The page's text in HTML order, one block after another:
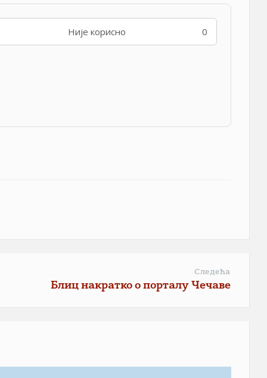
Није корисно 0
Следећа
Блиц накратко о порталу Чечаве